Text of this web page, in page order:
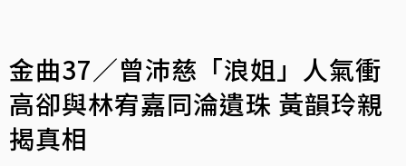
金曲37／曾沛慈「浪姐」人氣衝
高卻與林宥嘉同淪遺珠 黃韻玲親
揭真相